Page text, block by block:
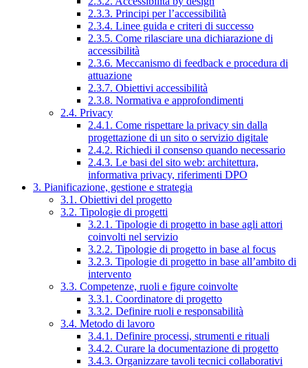
2.3.3. Principi per l’accessibilità
2.3.4. Linee guida e criteri di successo
2.3.5. Come rilasciare una dichiarazione di
accessibilità
2.3.6. Meccanismo di feedback e procedura di
attuazione
2.3.7. Obiettivi accessibilità
2.3.8. Normativa e approfondimenti
2.4. Privacy
2.4.1. Come rispettare la privacy sin dalla
progettazione di un sito o servizio digitale
2.4.2. Richiedi il consenso quando necessario
2.4.3. Le basi del sito web: architettura,
informativa privacy, riferimenti DPO
3. Pianificazione, gestione e strategia
3.1. Obiettivi del progetto
3.2. Tipologie di progetti
3.2.1. Tipologie di progetto in base agli attori
coinvolti nel servizio
3.2.2. Tipologie di progetto in base al focus
3.2.3. Tipologie di progetto in base all’ambito di
intervento
3.3. Competenze, ruoli e figure coinvolte
3.3.1. Coordinatore di progetto
3.3.2. Definire ruoli e responsabilità
3.4. Metodo di lavoro
3.4.1. Definire processi, strumenti e rituali
3.4.2. Curare la documentazione di progetto
3.4.3. Organizzare tavoli tecnici collaborativi